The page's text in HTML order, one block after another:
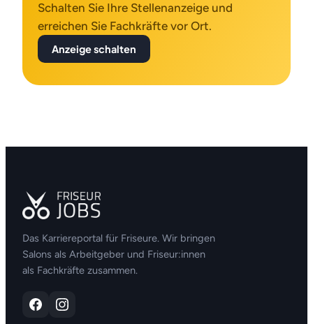
Schalten Sie Ihre Stellenanzeige und
erreichen Sie Fachkräfte vor Ort.
Anzeige schalten
Das Karriereportal für Friseure. Wir bringen
Salons als Arbeitgeber und Friseur:innen
als Fachkräfte zusammen.